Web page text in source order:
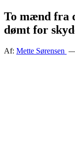
To mænd fra
dømt for
Af: Mette Sørensen —